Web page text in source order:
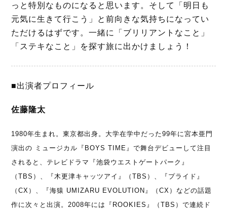
っと特別なものになると思います。そして「明日も
元気に生きて行こう」と前向きな気持ちになってい
ただけるはずです。一緒に「ブリリアントなこと」
「ステキなこと」を探す旅に出かけましょう！
■出演者プロフィール
佐藤隆太
1980年生まれ。東京都出身。大学在学中だった99年に宮本亜門
演出の ミュージカル『BOYS TIME』で舞台デビューして注目
されると、テレビドラマ『池袋ウエストゲートパーク』
（TBS）、『木更津キャッツアイ』（TBS）、『プライド』
（CX）、『海猿 UMIZARU EVOLUTION』（CX）などの話題
作に次々と出演。2008年には『ROOKIES』（TBS）で連続ド